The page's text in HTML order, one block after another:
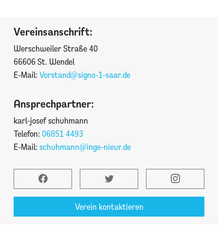
Vereinsanschrift:
Werschweiler Straße 40
66606 St. Wendel
E-Mail: Vorstand@signo-1-saar.de
Ansprechpartner:
karl-josef schuhmann
Telefon: 06851 4493
E-Mail: schuhmann@inge-nieur.de
Verein kontaktieren